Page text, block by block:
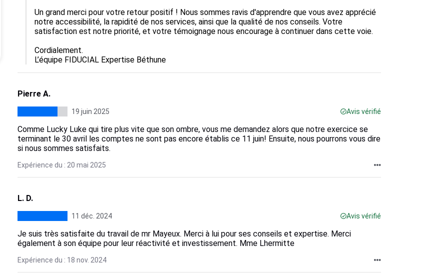
Un grand merci pour votre retour positif ! Nous sommes ravis d'apprendre que vous avez apprécié
notre accessibilité, la rapidité de nos services, ainsi que la qualité de nos conseils. Votre
satisfaction est notre priorité, et votre témoignage nous encourage à continuer dans cette voie.
Cordialement.
L’équipe FIDUCIAL Expertise Béthune
Pierre A.
19 juin 2025 Avis vérifié
Comme Lucky Luke qui tire plus vite que son ombre, vous me demandez alors que notre exercice se
terminant le 30 avril les comptes ne sont pas encore établis ce 11 juin! Ensuite, nous pourrons vous dire
si nous sommes satisfaits.
Expérience du : 20 mai 2025
L. D.
11 déc. 2024 Avis vérifié
Je suis très satisfaite du travail de mr Mayeux. Merci à lui pour ses conseils et expertise. Merci
également à son équipe pour leur réactivité et investissement. Mme Lhermitte
Expérience du : 18 nov. 2024